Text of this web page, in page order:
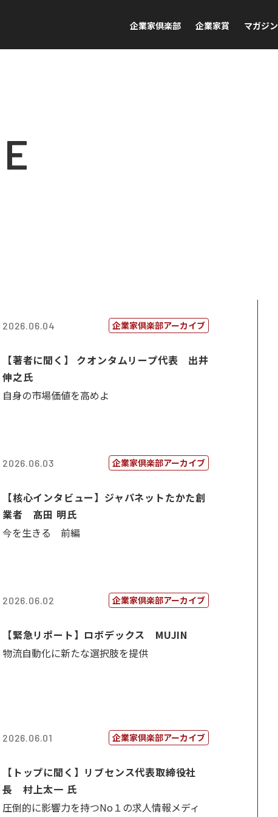
企業家倶楽部 企業家賞 マガジン
2026.06.04 企業家倶楽部アーカイブ
【著者に聞く】 クオンタムリープ代表 出井
伸之氏
自身の市場価値を高めよ
2026.06.03 企業家倶楽部アーカイブ
【核心インタビュー】ジャパネットたかた創
業者 髙田 明氏
今を生きる 前編
2026.06.02 企業家倶楽部アーカイブ
【緊急リポート】ロボデックス MUJIN
物流自動化に新たな選択肢を提供
2026.06.01 企業家倶楽部アーカイブ
【トップに聞く】リブセンス代表取締役社
長 村上太一 氏
圧倒的に影響力を持つNo１の求人情報メディ